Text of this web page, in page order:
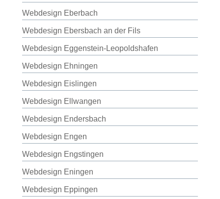
Webdesign Eberbach
Webdesign Ebersbach an der Fils
Webdesign Eggenstein-Leopoldshafen
Webdesign Ehningen
Webdesign Eislingen
Webdesign Ellwangen
Webdesign Endersbach
Webdesign Engen
Webdesign Engstingen
Webdesign Eningen
Webdesign Eppingen